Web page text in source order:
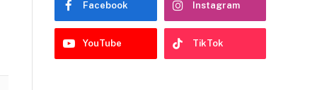
Facebook Instagram
YouTube TikTok